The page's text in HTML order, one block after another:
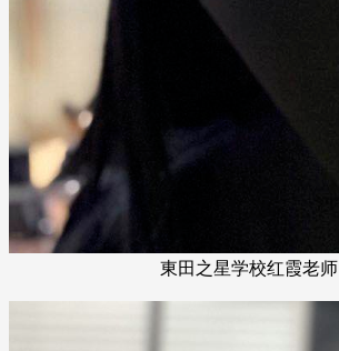
東田之星学校红霞老师